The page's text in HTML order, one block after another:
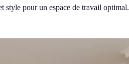
style pour un espace de travail optimal.